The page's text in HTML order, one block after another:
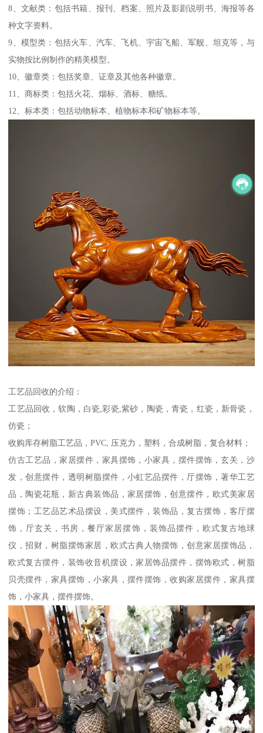
8、文献类：包括书籍、报刊、档案、照片及影剧说明书、海报等各
种文字资料。
9、模型类：包括火车、汽车、飞机、宇宙飞船、军舰、坦克等，与
实物按比例制作的精美模型。
10、徽章类：包括奖章、证章及其他各种徽章。
11、商标类：包括火花、烟标、酒标、糖纸。
12、标本类：包括动物标本、植物标本和矿物标本等。
工艺品回收的介绍：
工艺品回收，软陶，白瓷,彩瓷,紫砂，陶瓷，青瓷，红瓷，新骨瓷，
仿瓷；
收购库存树脂工艺品，PVC, 压克力，塑料，合成树脂，复合材料；
仿古工艺品，家居摆件，家具摆饰，小家具，摆件摆饰，玄关，沙
发，创意摆件，透明树脂摆件，小虹艺品摆件，厅摆饰，著华工艺
品，陶瓷花瓶，新古典装饰品，家居摆饰，创意摆件，欧式美家居
摆饰；工艺品艺术品摆设，美式摆件，装饰品，复古摆饰，客厅摆
饰，厅玄关，书房，餐厅家居摆饰，装饰品摆件，欧式复古地球
仪，招财，树脂摆饰家居，欧式古典人物摆饰，创意家居摆饰品，
欧式复古摆件，装饰收音机摆设，家居饰品摆件，摆饰欧式，树脂
贝壳摆件，家具摆饰，小家具，摆件摆饰，收购家居摆件，家具摆
饰，小家具，摆件摆饰。